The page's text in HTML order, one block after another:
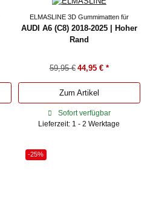
ELMASLINE 3D Gummimatten für
AUDI A6 (C8) 2018-2025 | Hoher
Rand
59,95 € 44,95 € *
Zum Artikel
Sofort verfügbar
Lieferzeit: 1 - 2 Werktage
-25%